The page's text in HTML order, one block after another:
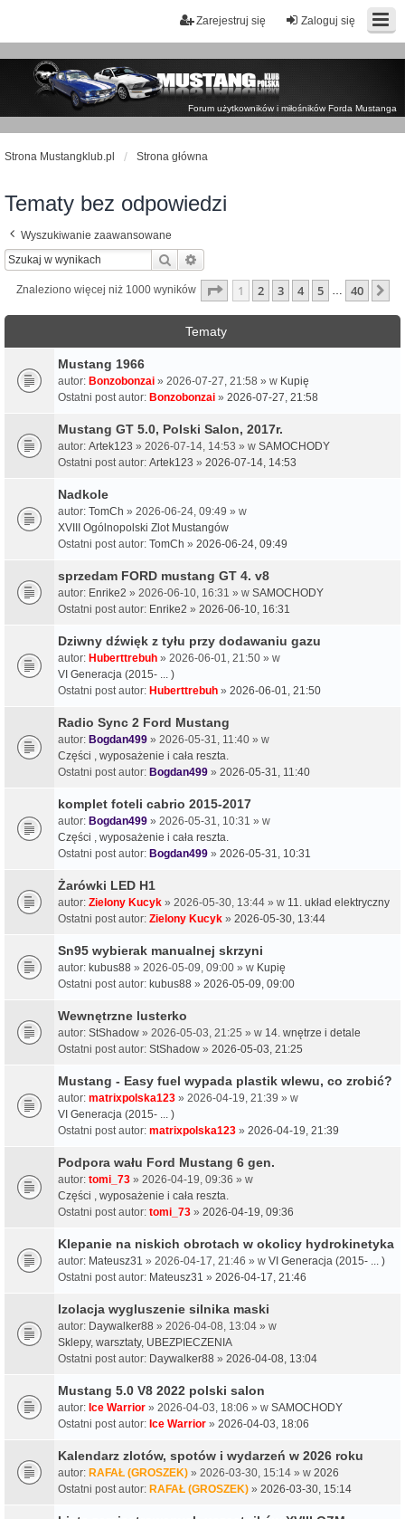
Zaloguj się
Zarejestruj się
Forum użytkowników i miłośników Forda Mustanga
Strona Mustangklub.pl Strona główna
Tematy bez odpowiedzi
Wyszukiwanie zaawansowane
Szukaj
Znaleziono więcej niż 1000 wyników Strona1 z40
1 2 3 4 5 … 40
Tematy
Mustang 1966
autor: Bonzobonzai » 2026-07-27, 21:58 » w Kupię
Ostatni post autor: Bonzobonzai » 2026-07-27, 21:58
Mustang GT 5.0, Polski Salon, 2017r.
autor: Artek123 » 2026-07-14, 14:53 » w SAMOCHODY
Ostatni post autor: Artek123 » 2026-07-14, 14:53
Nadkole
autor: TomCh » 2026-06-24, 09:49 » w
XVIII Ogólnopolski Zlot Mustangów
Ostatni post autor: TomCh » 2026-06-24, 09:49
sprzedam FORD mustang GT 4. v8
autor: Enrike2 » 2026-06-10, 16:31 » w SAMOCHODY
Ostatni post autor: Enrike2 » 2026-06-10, 16:31
Dziwny dźwięk z tyłu przy dodawaniu gazu
autor: Huberttrebuh » 2026-06-01, 21:50 » w
VI Generacja (2015- ... )
Ostatni post autor: Huberttrebuh » 2026-06-01, 21:50
Radio Sync 2 Ford Mustang
autor: Bogdan499 » 2026-05-31, 11:40 » w
Części , wyposażenie i cała reszta.
Ostatni post autor: Bogdan499 » 2026-05-31, 11:40
komplet foteli cabrio 2015-2017
autor: Bogdan499 » 2026-05-31, 10:31 » w
Części , wyposażenie i cała reszta.
Ostatni post autor: Bogdan499 » 2026-05-31, 10:31
Żarówki LED H1
autor: Zielony Kucyk » 2026-05-30, 13:44 » w 11. układ elektryczny
Ostatni post autor: Zielony Kucyk » 2026-05-30, 13:44
Sn95 wybierak manualnej skrzyni
autor: kubus88 » 2026-05-09, 09:00 » w Kupię
Ostatni post autor: kubus88 » 2026-05-09, 09:00
Wewnętrzne lusterko
autor: StShadow » 2026-05-03, 21:25 » w 14. wnętrze i detale
Ostatni post autor: StShadow » 2026-05-03, 21:25
Mustang - Easy fuel wypada plastik wlewu, co zrobić?
autor: matrixpolska123 » 2026-04-19, 21:39 » w
VI Generacja (2015- ... )
Ostatni post autor: matrixpolska123 » 2026-04-19, 21:39
Podpora wału Ford Mustang 6 gen.
autor: tomi_73 » 2026-04-19, 09:36 » w
Części , wyposażenie i cała reszta.
Ostatni post autor: tomi_73 » 2026-04-19, 09:36
Klepanie na niskich obrotach w okolicy hydrokinetyka
autor: Mateusz31 » 2026-04-17, 21:46 » w VI Generacja (2015- ... )
Ostatni post autor: Mateusz31 » 2026-04-17, 21:46
Izolacja wygluszenie silnika maski
autor: Daywalker88 » 2026-04-08, 13:04 » w
Sklepy, warsztaty, UBEZPIECZENIA
Ostatni post autor: Daywalker88 » 2026-04-08, 13:04
Mustang 5.0 V8 2022 polski salon
autor: Ice Warrior » 2026-04-03, 18:06 » w SAMOCHODY
Ostatni post autor: Ice Warrior » 2026-04-03, 18:06
Kalendarz zlotów, spotów i wydarzeń w 2026 roku
autor: RAFAŁ (GROSZEK) » 2026-03-30, 15:14 » w 2026
Ostatni post autor: RAFAŁ (GROSZEK) » 2026-03-30, 15:14